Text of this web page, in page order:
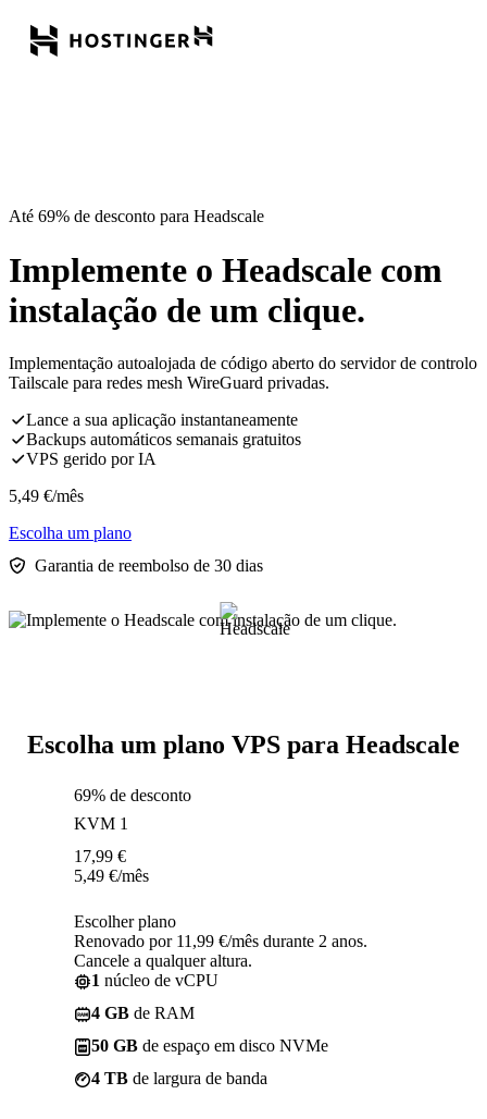
Até 69% de desconto para Headscale
Implemente o Headscale com
instalação de um clique.
Implementação autoalojada de código aberto do servidor de controlo
Tailscale para redes mesh WireGuard privadas.
Lance a sua aplicação instantaneamente
Backups automáticos semanais gratuitos
VPS gerido por IA
5,49 €/mês
Escolha um plano
Garantia de reembolso de 30 dias
Escolha um plano VPS para Headscale
69% de desconto
KVM 1
17,99 €
5,49 €/mês
Escolher plano
Renovado por 11,99 €/mês durante 2 anos.
Cancele a qualquer altura.
1 núcleo de vCPU
4 GB de RAM
50 GB de espaço em disco NVMe
4 TB de largura de banda